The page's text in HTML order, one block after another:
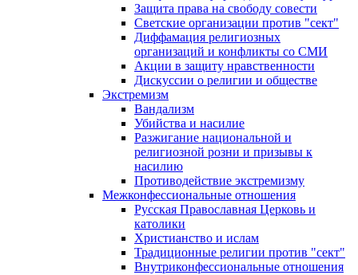
Защита права на свободу совести
Светские организации против "сект"
Диффамация религиозных
организаций и конфликты со СМИ
Акции в защиту нравственности
Дискуссии о религии и обществе
Экстремизм
Вандализм
Убийства и насилие
Разжигание национальной и
религиозной розни и призывы к
насилию
Противодействие экстремизму
Межконфессиональные отношения
Русская Православная Церковь и
католики
Христианство и ислам
Традиционные религии против "сект"
Внутриконфессиональные отношения